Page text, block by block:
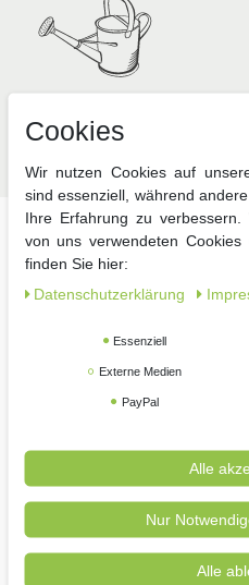
Zubehör
Unsere
Cookies
Wir nutzen Cookies auf
sind essenziell, während
Ihre Erfahrung zu
von uns verwendeten
finden Sie hier:
Daten­schutz­erklärung
Essenziell
Externe Medien
PayPal
Alle
Nur
Alle